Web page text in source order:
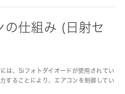
の仕組み (日射セ
は、Siフォトダイオードが使用されてい
することにより、エアコンを制御してい